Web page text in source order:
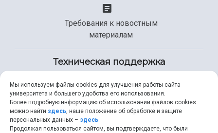
Требования к новостным
материалам
Техническая поддержка
+7 (846) 267-49-99
Мы используем файлы cookies для улучшения работы сайта
университета и большего удобства его использования.
Более подробную информацию об использовании файлов cookies
можно найти здесь, наше положение об обработке и защите
персональных данных – здесь.
Продолжая пользоваться сайтом, вы подтверждаете, что были